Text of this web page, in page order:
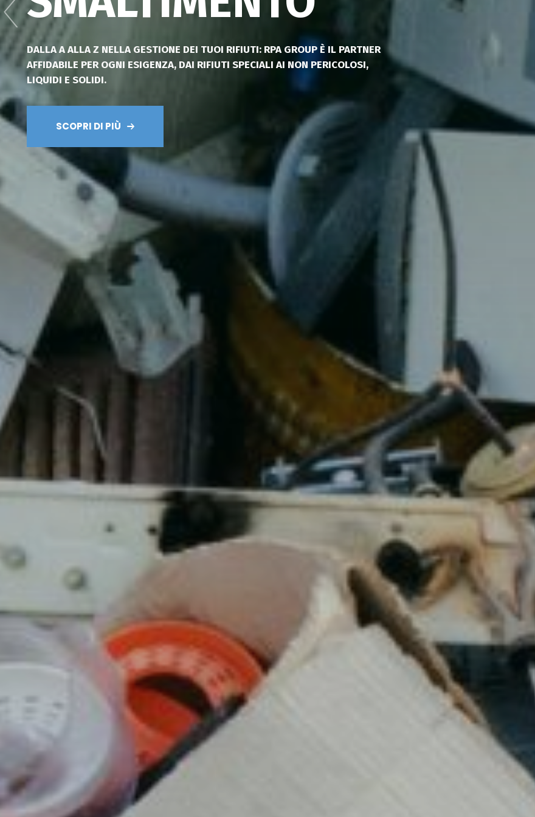
RPA GROUP SUPPORTA DA ANNI LA CLIENTELA DI CARTOCETO NELLA GESTIONE
DI OGNI TIPO DI RIFIUTO. UTILIZZA MEZZI SPECIFICI PER IL PRELIEVO E IL
TRASPORTO DEGLI SCARTI. LO SMALTIMENTO RIFIUTI AVVIENE DA QUALSIASI
STATO INIZIALE, SIA PER RIFIUTI SOLIDI CHE LIQUIDI.
CONTATTACI ORA!
DALLA A ALLA Z NELLA GESTIONE DEI TUOI RIFIUTI: RPA GROUP È IL PARTNER
AFFIDABILE PER OGNI ESIGENZA, DAI RIFIUTI SPECIALI AI NON PERICOLOSI,
LIQUIDI E SOLIDI.
SCOPRI DI PIÙ